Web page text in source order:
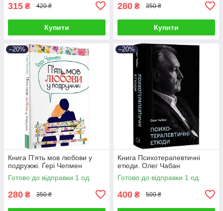
315 ₴ 420 ₴
Купити
280 ₴ 350 ₴
Купити
–20%
Книга П'ять мов любови у
подружжі. Ґері Чепмен
Готово до відправки 1 од.
280 ₴ 350 ₴
–20%
Книга Психотерапевтичні
етюди. Олег Чабан
Готово до відправки 1 од.
400 ₴ 500 ₴